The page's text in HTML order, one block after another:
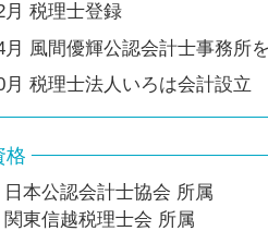
月 税理士登録
月 風間優輝公認会計士事務所
月 税理士法人いろは会計設立
格
日本公認会計士協会 所属
関東信越税理士会 所属